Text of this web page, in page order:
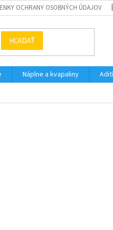
OCHRANY OSOBNÝCH ÚDAJOV
HĽADAŤ
Náplne a kvapaliny